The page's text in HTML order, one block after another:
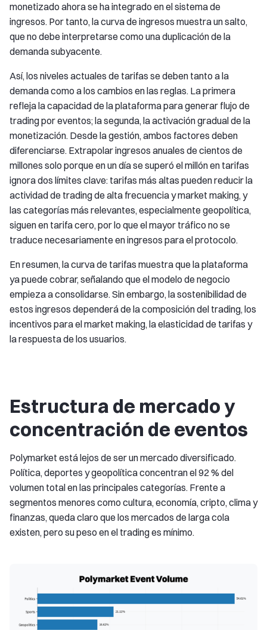
monetizado ahora se ha integrado en el sistema de
ingresos. Por tanto, la curva de ingresos muestra un salto,
que no debe interpretarse como una duplicación de la
demanda subyacente.
Así, los niveles actuales de tarifas se deben tanto a la
demanda como a los cambios en las reglas. La primera
refleja la capacidad de la plataforma para generar flujo de
trading por eventos; la segunda, la activación gradual de la
monetización. Desde la gestión, ambos factores deben
diferenciarse. Extrapolar ingresos anuales de cientos de
millones solo porque en un día se superó el millón en tarifas
ignora dos límites clave: tarifas más altas pueden reducir la
actividad de trading de alta frecuencia y market making, y
las categorías más relevantes, especialmente geopolítica,
siguen en tarifa cero, por lo que el mayor tráfico no se
traduce necesariamente en ingresos para el protocolo.
En resumen, la curva de tarifas muestra que la plataforma
ya puede cobrar, señalando que el modelo de negocio
empieza a consolidarse. Sin embargo, la sostenibilidad de
estos ingresos dependerá de la composición del trading, los
incentivos para el market making, la elasticidad de tarifas y
la respuesta de los usuarios.
Estructura de mercado y
concentración de eventos
Polymarket está lejos de ser un mercado diversificado.
Política, deportes y geopolítica concentran el 92 % del
volumen total en las principales categorías. Frente a
segmentos menores como cultura, economía, cripto, clima y
finanzas, queda claro que los mercados de larga cola
existen, pero su peso en el trading es mínimo.